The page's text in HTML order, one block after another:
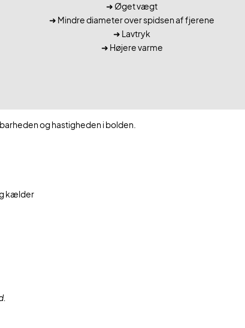
➜ Øget vægt
➜ Mindre diameter over spidsen af fjerene
➜ Lavtryk
➜ Højere varme
og hastigheden i bolden.
kælder